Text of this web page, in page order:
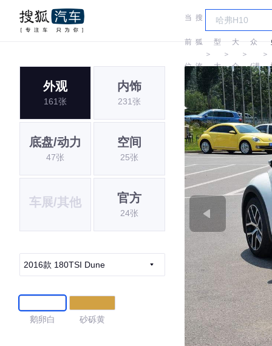
当
前
位
置:
搜
狐
汽
车
＞
车
型
大
全
＞
大
众
＞
众
(进
口)
＞
外观
161张
内饰
231张
底盘/动力
47张
空间
25张
车展/其他 官方
24张
2016款 180TSI Dune
鹅卵白 砂砾黄